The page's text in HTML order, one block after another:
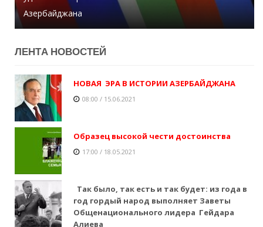
Азербайджана
снарядов - Хикмет Гаджиев
Директор больницы умер от коронавируса
ЛЕНТA НОВОСТЕЙ
НОВАЯ ЭРА В ИСТОРИИ АЗЕРБАЙДЖАНА
08:00 / 15.06.2021
Образец высокой чести достоинства
17:00 / 18.05.2021
Так было, так есть и так будет: из года в
год гордый народ выполняет Заветы
Общенационального лидера Гейдара
Алиева